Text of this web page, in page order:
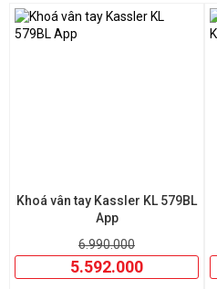
Không chỉ mạnh về tính năng,
kế sang trọng, hiện đại, tôn lên vẻ
bạn. Dù là nhà phố, biệt thự hay
➡️ Click đặt mua hôm nay để nhận
Khoá vân tay Kassler KL 579BL
App
6.990.000
5.592.000